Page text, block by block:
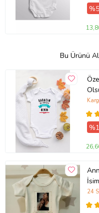
Bu Ürünü
24